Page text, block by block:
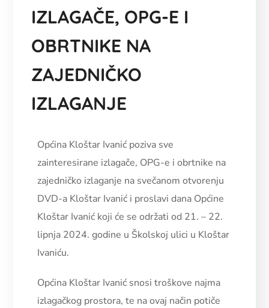
IZLAGAČE, OPG-E I
OBRTNIKE NA
ZAJEDNIČKO
IZLAGANJE
Općina Kloštar Ivanić poziva sve
zainteresirane izlagače, OPG-e i obrtnike na
zajedničko izlaganje na svečanom otvorenju
DVD-a Kloštar Ivanić i proslavi dana Općine
Kloštar Ivanić koji će se održati od 21. – 22.
lipnja 2024. godine u Školskoj ulici u Kloštar
Ivaniću.
Općina Kloštar Ivanić snosi troškove najma
izlagačkog prostora, te na ovaj način potiče